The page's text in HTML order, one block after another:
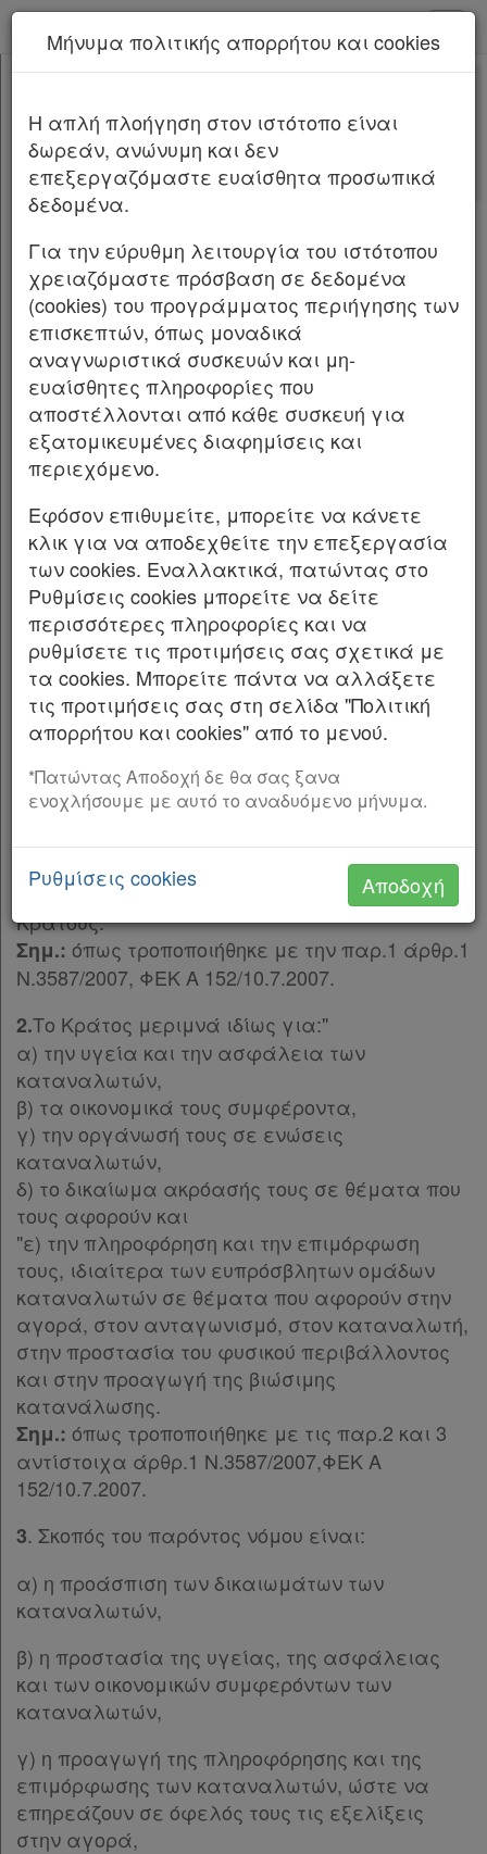
Κεφαλίδα
Σώμα [-]
ΜΕΡΟΣ ΠΡΩΤΟ [-]
Άρθρο 1
Παρ.2
Παρ.3
Παρ.4
Άρθρο 1α
ΜΕΡΟΣ ΔΕΥΤΕΡΟ [-]
Άρθρο 2 [-]
Παρ.1
Παρ.2
Παρ.3
Παρ.4
Παρ.5
Παρ.6
Παρ.7
Παρ.8
Παρ.9
Άρθρο 2α [-]
παρ.1
παρ.2
παρ.3
παρ.4
παρ.5
Άρθρο 3α [-]
Παρ.1α
Παρ.1β
Παρ.2
Παρ.3
Παρ.4
Παρ.5
Παρ.6
Άρθρο 3β [-]
Παρ.1
Παρ.2
Παρ.3
Παρ.4
Παρ.5
Παρ.6
Παρ.7
Παρ.8
Παρ.9
Άρθρο 3βα
Άρθρο 3γ [-]
Παρ.1
Παρ.2
Παρ.4
Άρθρο 3δ
[-]
Παρ.1
Παρ.2
Παρ.3
Παρ.4
Παρ.5
Παρ.6
Παρ.7
Παρ.8
Παρ.9
Νέα υπηρεσία Kodiko Assistant.Περισσότερα
Νόμος 2251/1994
Αλλαγές που επέφερε
Σχετικά: 2
Με τις
απότο Νόμο 5326/2026
1
ΝΟΜΟΣ ΥΠ' ΑΡΙΘ. 2251ΦΕΚ 191/16.11.1994
Προστασία των καταναλωτών
Ο ΠΡΟΕΔΡΟΣ ΤΗΣ ΕΛΛΗΝΙΚΗΣ ΔΗΜΟΚΡΑΤΙΑΣ
ΠΡΟΣΟΧΗ!!! Ο νόμος έχει κωδικοποιηθεί με
τηνΥ.Α. υπ΄αριθ.5338/2018 ΦΕΚ Β 40/17.1.2018
Εκδίδομε τον ακόλουθο νόμο που ψήφισε η
Βουλή:
ΜΕΡΟΣ ΠΡΩΤΟ
ΑΝΤΙΚΕΙΜΕΝΟ-ΟΡΙΣΜΟΙ
Όπως προστέθηκε με τηνΠαρ.1 Άρθρο 100 Νόμος
4512/2018με ισχύ την 17/1/2018
Άρθρο 1
Αντικείμενο Πεδίο Εφαρμογής
Όπως τροποποιήθηκε με τηνΠαρ.2 Άρθρο 100 Νόμος
4512/2018με ισχύ την 17/1/2018
1. Τα δικαιώματα και τα συμφέροντα των
καταναλωτών τελούν υπό την προστασία του
Κράτους.
Σημ.: όπως τροποποιήθηκε με την παρ.1 άρθρ.1
Ν.3587/2007, ΦΕΚ Α 152/10.7.2007.
2.Το Κράτος μεριμνά ιδίως για:"
α) την υγεία και την ασφάλεια των
καταναλωτών,
β) τα οικονομικά τους συμφέροντα,
γ) την οργάνωσή τους σε ενώσεις
καταναλωτών,
δ) το δικαίωμα ακρόασής τους σε θέματα που
τους αφορούν και
"ε) την πληροφόρηση και την επιμόρφωση
τους, ιδιαίτερα των ευπρόσβλητων ομάδων
καταναλωτών σε θέματα που αφορούν στην
αγορά, στον ανταγωνισμό, στον καταναλωτή,
στην προστασία του φυσικού περιβάλλοντος
και στην προαγωγή της βιώσιμης
κατανάλωσης.
Σημ.: όπως τροποποιήθηκε με τις παρ.2 και 3
αντίστοιχα άρθρ.1 Ν.3587/2007,ΦΕΚ Α
152/10.7.2007.
3. Σκοπός του παρόντος νόμου είναι:
α) η προάσπιση των δικαιωμάτων των
καταναλωτών,
β) η προστασία της υγείας, της ασφάλειας
και των οικονομικών συμφερόντων των
καταναλωτών,
γ) η προαγωγή της πληροφόρησης και της
επιμόρφωσης των καταναλωτών, ώστε να
επηρεάζουν σε όφελός τους τις εξελίξεις
στην αγορά,
Μήνυμα πολιτικής απορρήτου και cookies
H απλή πλοήγηση στον ιστότοπο είναι
δωρεάν, ανώνυμη και δεν
επεξεργαζόμαστε ευαίσθητα προσωπικά
δεδομένα.
Για την εύρυθμη λειτουργία του ιστότοπου
χρειαζόμαστε πρόσβαση σε δεδομένα
(cookies) του προγράμματος περιήγησης των
επισκεπτών, όπως μοναδικά
αναγνωριστικά συσκευών και μη-
ευαίσθητες πληροφορίες που
αποστέλλονται από κάθε συσκευή για
εξατομικευμένες διαφημίσεις και
περιεχόμενο.
Εφόσον επιθυμείτε, μπορείτε να κάνετε
κλικ για να αποδεχθείτε την επεξεργασία
των cookies. Εναλλακτικά, πατώντας στο
Ρυθμίσεις cookies μπορείτε να δείτε
περισσότερες πληροφορίες και να
ρυθμίσετε τις προτιμήσεις σας σχετικά με
τα cookies. Μπορείτε πάντα να αλλάξετε
τις προτιμήσεις σας στη σελίδα "Πολιτική
απορρήτου και cookies" από το μενού.
*Πατώντας Αποδοχή δε θα σας ξανα
ενοχλήσουμε με αυτό το αναδυόμενο μήνυμα.
Ρυθμίσεις cookies Αποδοχή